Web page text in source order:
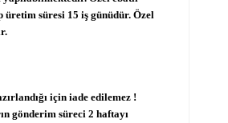
süresi 15 iş günüdür. Özel
için iade edilemez !
gönderim süreci 2 haftayı